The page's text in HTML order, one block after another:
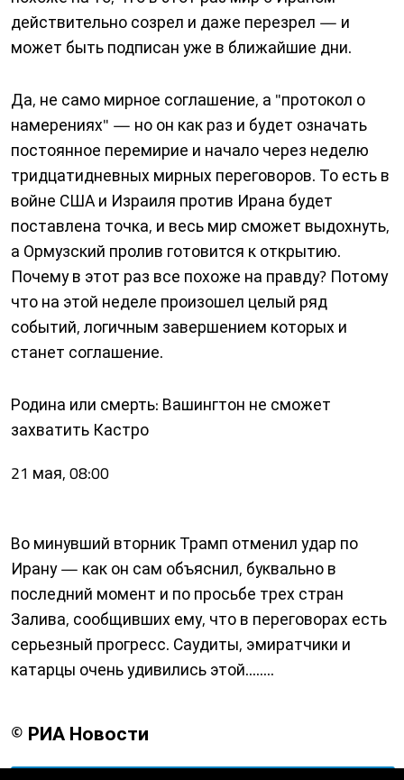
действительно созрел и даже перезрел — и
может быть подписан уже в ближайшие дни.
Да, не само мирное соглашение, а "протокол о
намерениях" — но он как раз и будет означать
постоянное перемирие и начало через неделю
тридцатидневных мирных переговоров. То есть в
войне США и Израиля против Ирана будет
поставлена точка, и весь мир сможет выдохнуть,
а Ормузский пролив готовится к открытию.
Почему в этот раз все похоже на правду? Потому
что на этой неделе произошел целый ряд
событий, логичным завершением которых и
станет соглашение.
Родина или смерть: Вашингтон не сможет
захватить Кастро
21 мая, 08:00
Во минувший вторник Трамп отменил удар по
Ирану — как он сам объяснил, буквально в
последний момент и по просьбе трех стран
Залива, сообщивших ему, что в переговорах есть
серьезный прогресс. Саудиты, эмиратчики и
катарцы очень удивились этой........
© РИА Новости